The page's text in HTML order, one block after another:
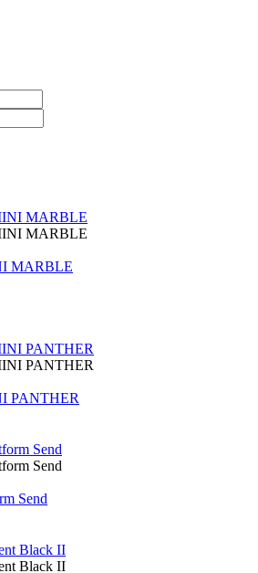
MARBLE
PANTHER
Send